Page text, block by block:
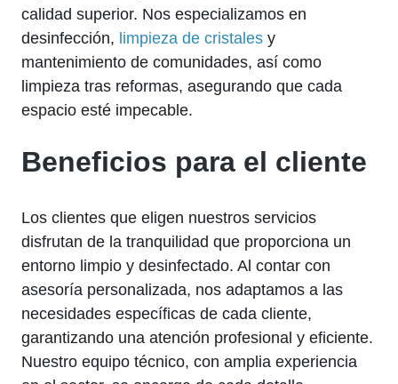
calidad superior. Nos especializamos en
desinfección, limpieza de cristales y
mantenimiento de comunidades, así como
limpieza tras reformas, asegurando que cada
espacio esté impecable.
Beneficios para el cliente
Los clientes que eligen nuestros servicios
disfrutan de la tranquilidad que proporciona un
entorno limpio y desinfectado. Al contar con
asesoría personalizada, nos adaptamos a las
necesidades específicas de cada cliente,
garantizando una atención profesional y eficiente.
Nuestro equipo técnico, con amplia experiencia